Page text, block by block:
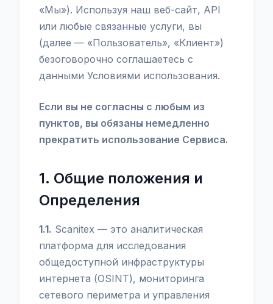
«Мы»). Используя наш веб-сайт, API
или любые связанные услуги, вы
(далее — «Пользователь», «Клиент»)
безоговорочно соглашаетесь с
данными Условиями использования.
Если вы не согласны с любым из
пунктов, вы обязаны немедленно
прекратить использование Сервиса.
1. Общие положения и
Определения
1.1. Scanitex — это аналитическая
платформа для исследования
общедоступной инфраструктуры
интернета (OSINT), мониторинга
сетевого периметра и управления